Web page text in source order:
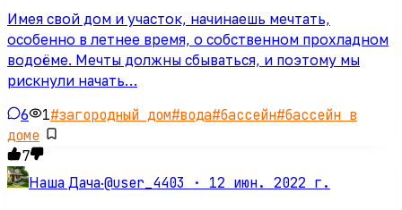
Имея свой дом и участок, начинаешь мечтать,
особенно в летнее время, о собственном прохладном
водоёме. Мечты должны сбываться, и поэтому мы
рискнули начать…
6 1#загородный дом#вода#бассейн#бассейн в
доме
7
Наша Дача·@user_4403 · 12 июн. 2022 г.